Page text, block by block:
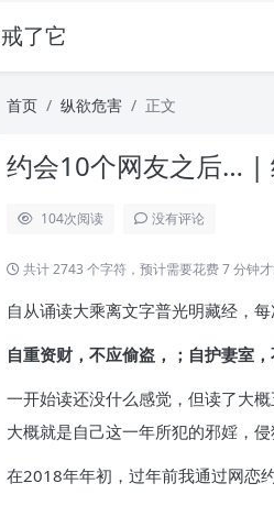
戒了它
首页 纵欲危害 正文
约会10个网友之后… |
104次阅读 没有评论
共计 2743 个字符，预计需要花费 7 分钟才
自从诵读大乘离文字普光明藏经，
自重资财，不应偷盗，；自护妻室
一开始读还没什么感觉，但读了大
大概就是自己这一年所犯的邪婬，侵
在2018年年初，过年前我通过网恋